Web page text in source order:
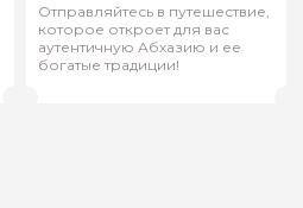
Отправляйтесь в путешествие,
которое откроет для вас
аутентичную Абхазию и ее
богатые традиции!
Мадина.Л 133
Групповая На автобусе